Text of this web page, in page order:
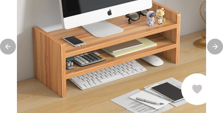
Previous slide